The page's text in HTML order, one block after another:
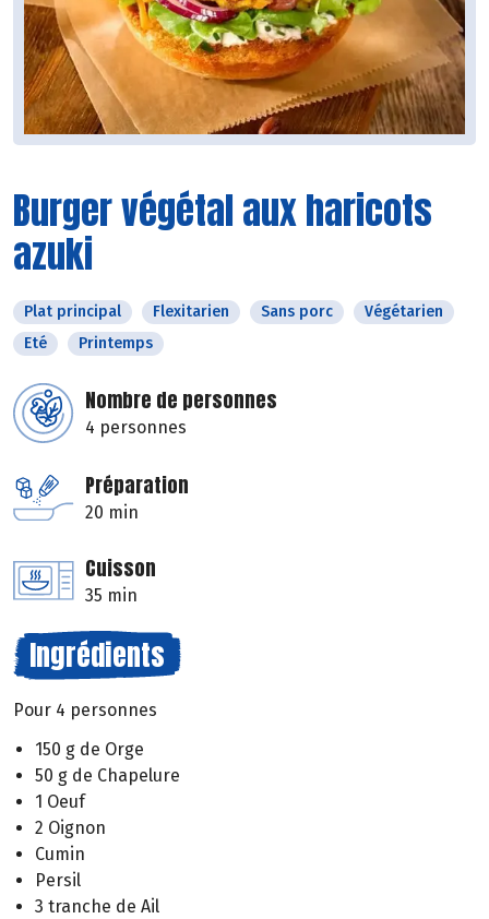
Burger végétal aux haricots
azuki
Plat principal Flexitarien Sans porc
Végétarien
Eté
Printemps
Nombre de personnes
4 personnes
Préparation
20 min
Cuisson
35 min
Ingrédients
Pour 4 personnes
150 g de Orge
50 g de Chapelure
1 Oeuf
2 Oignon
Cumin
Persil
3 tranche de Ail